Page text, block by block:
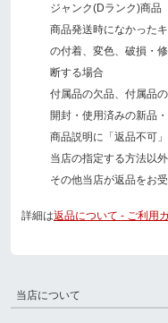
ジャンク(Dランク)商品
商品発送時になかった
の付着、変色、破損・
断する場合
付属品の欠品、付属品
開封・使用済みの新品
商品説明に「返品不可
当店の指定する方法以
その他当店が返品をお
詳細は返品について - ご利用
当店について